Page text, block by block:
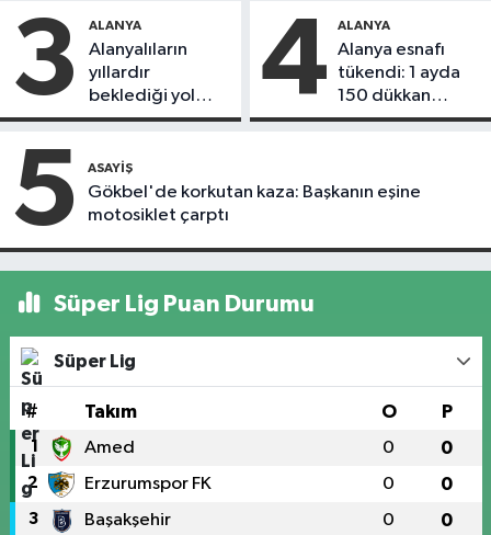
3 ALANYA
Alanyalıların
yıllardır
beklediği yol
askıdan döndü
4 ALANYA
Alanya esnafı
tükendi: 1 ayda
150 dükkan
kapandı
5 ASAYIŞ
Gökbel'de korkutan kaza: Başkanın eşine
motosiklet çarptı
Süper Lig Puan Durumu
Süper Lig
# Takım O P
1 Amed 0 0
2 Erzurumspor FK 0 0
3 Başakşehir 0 0